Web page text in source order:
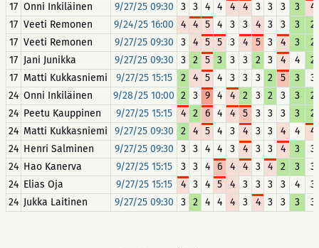
17 Onni Inkiläinen 9/27/25 09:30 3 3 4 4 4 4 3 3 3 3
4
17 Veeti Remonen 9/24/25 16:00 4 4 5 4 3 3 4 3 3 3
2
17 Veeti Remonen 9/27/25 09:30 3 4 5 5 3 4 5 3 4 3
2
17 Jani Junikka 9/27/25 09:30 3 2 5 3 3 3 2 3 4 4
2
17 Matti Kukkasniemi 9/27/25 15:15 2 4 5 4 3 3 3 2 5 3
3
24 Onni Inkiläinen 9/28/25 10:00 2 3 9 4 4 2 3 2 3 3
2
24 Peetu Kauppinen 9/27/25 15:15 4 2 6 4 4 5 3 3 3 3
2
24 Matti Kukkasniemi 9/27/25 09:30 2 4 5 4 3 4 3 3 4 4
4
24 Henri Salminen 9/27/25 09:30 3 3 4 4 3 4 3 3 4 3
3
24 Hao Kanerva 9/27/25 15:15 3 3 4 6 4 4 3 4 2 3
3
24 Elias Oja 9/27/25 15:15 4 3 4 5 4 3 3 3 3 4
3
24 Jukka Laitinen 9/27/25 09:30 3 2 4 4 4 3 4 3 3 3 3